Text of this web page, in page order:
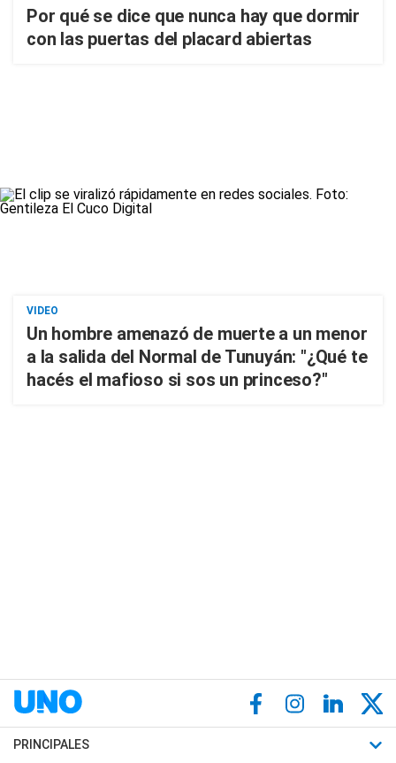
Por qué se dice que nunca hay que dormir
con las puertas del placard abiertas
VIDEO
Un hombre amenazó de muerte a un menor
a la salida del Normal de Tunuyán: "¿Qué te
hacés el mafioso si sos un princeso?"
PRINCIPALES